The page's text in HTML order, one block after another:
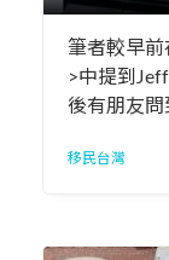
筆者較早
>中提到
後有朋友問
移民台灣